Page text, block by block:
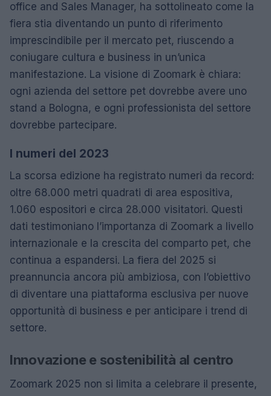
office and Sales Manager, ha sottolineato come la
fiera stia diventando un punto di riferimento
imprescindibile per il mercato pet, riuscendo a
coniugare cultura e business in un’unica
manifestazione. La visione di Zoomark è chiara:
ogni azienda del settore pet dovrebbe avere uno
stand a Bologna, e ogni professionista del settore
dovrebbe partecipare.
I numeri del 2023
La scorsa edizione ha registrato numeri da record:
oltre 68.000 metri quadrati di area espositiva,
1.060 espositori e circa 28.000 visitatori. Questi
dati testimoniano l’importanza di Zoomark a livello
internazionale e la crescita del comparto pet, che
continua a espandersi. La fiera del 2025 si
preannuncia ancora più ambiziosa, con l’obiettivo
di diventare una piattaforma esclusiva per nuove
opportunità di business e per anticipare i trend di
settore.
Innovazione e sostenibilità al centro
Zoomark 2025 non si limita a celebrare il presente,